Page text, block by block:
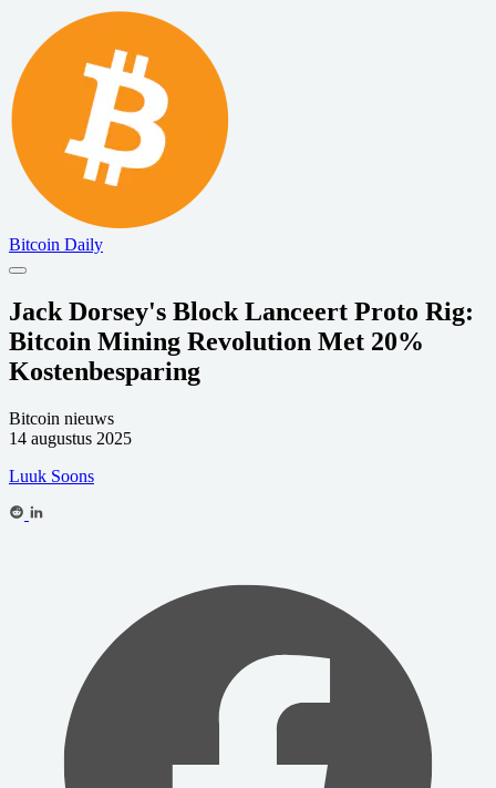
Bitcoin Daily
Jack Dorsey's Block Lanceert Proto Rig:
Bitcoin Mining Revolution Met 20%
Kostenbesparing
Bitcoin nieuws
14 augustus 2025
Luuk Soons